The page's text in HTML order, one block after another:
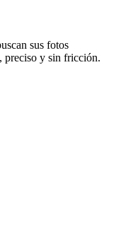
sus fotos
preciso y sin fricción.